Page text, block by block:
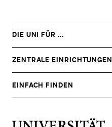
DIE UNI FÜR ...
ZEIGE
DAS
UNTERMENÜ
ZENTRALE EINRICHTUNGEN
ZEIGE
DAS
UNTERMENÜ
EINFACH FINDEN
ZEIGE
DAS